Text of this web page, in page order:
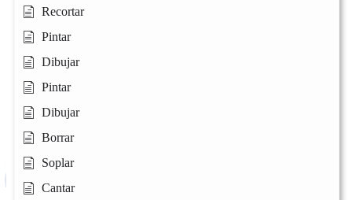
Recortar
Pintar
Dibujar
Pintar
Dibujar
Borrar
Soplar
Cantar